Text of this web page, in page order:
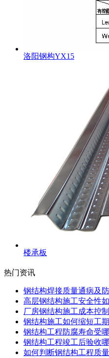
洛阳钢构YX15
楼承板
热门资讯
钢结构焊接质量通病及
高层钢结构施工安全性
厂房钢结构施工成本控
钢结构施工如何缩短工
钢结构工程防腐寿命受
钢结构工程竣工后验收
如何判断钢结构工程质